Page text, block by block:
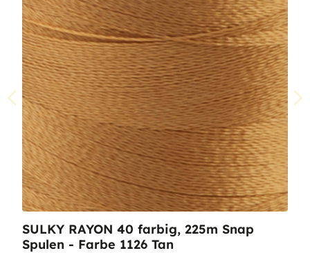
SULKY RAYON 40 farbig, 225m Snap
Spulen - Farbe 1126 Tan